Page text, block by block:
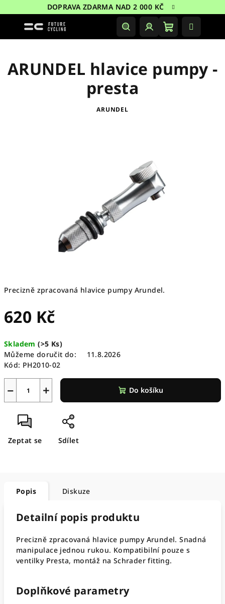
na
DOPRAVA ZDARMA NAD 2 000 KČ
HledatPřihlášeníNákupní
Precizně zpracovaná hlavice pumpy Arundel.
620 Kč
cena:
Skladem(>5 Ks)
Můžeme doručit do:
11.8.2026
Kód: PH2010-02
+
− Do košíku
Zeptat se Sdílet
ARUNDEL hlavice pumpy -
presta
ARUNDEL
Popis Diskuze
Detailní popis produktu
Precizně zpracovaná hlavice pumpy Arundel. Snadná
manipulace jednou rukou. Kompatibilní pouze s
ventilky Presta, montáž na Schrader fitting.
Doplňkové parametry